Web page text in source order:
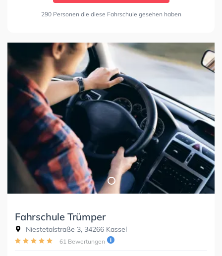
290 Personen die diese Fahrschule gesehen haben
Fahrschule Trümper
Niestetalstraße 3, 34266 Kassel
61 Bewertungen